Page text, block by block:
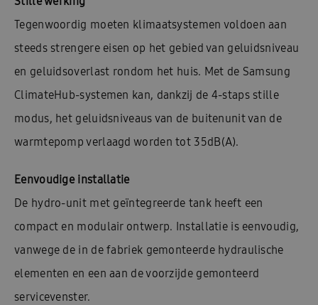
Tegenwoordig moeten klimaatsystemen voldoen aan
steeds strengere eisen op het gebied van geluidsniveau
en geluidsoverlast rondom het huis. Met de Samsung
ClimateHub-systemen kan, dankzij de 4-staps stille
modus, het geluidsniveaus van de buitenunit van de
warmtepomp verlaagd worden tot 35dB(A).
Eenvoudige installatie
De hydro-unit met geïntegreerde tank heeft een
compact en modulair ontwerp. Installatie is eenvoudig,
vanwege de in de fabriek gemonteerde hydraulische
elementen en een aan de voorzijde gemonteerd
servicevenster.